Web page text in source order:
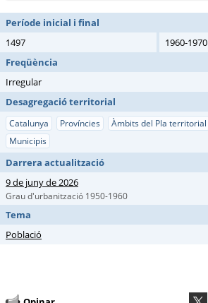
Període inicial i final
1497
1960-1970
Freqüència
Irregular
Desagregació territorial
Catalunya Províncies Àmbits del Pla territorial
Municipis
Darrera actualització
9 de juny de 2026
Grau d'urbanització 1950-1960
Tema
Població